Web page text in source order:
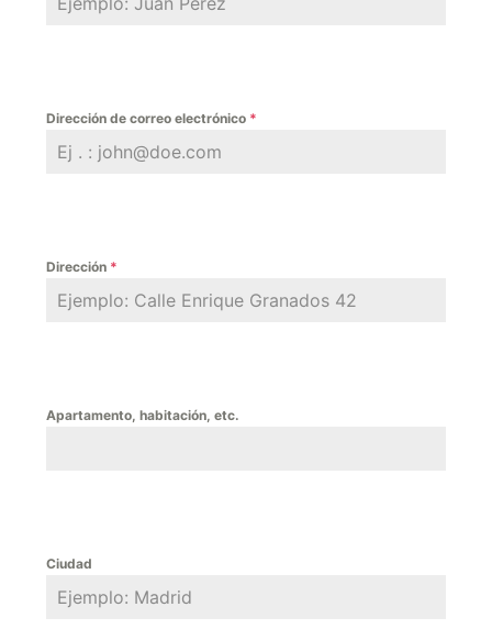
Dirección de correo electrónico *
Dirección *
Apartamento, habitación, etc.
Ciudad